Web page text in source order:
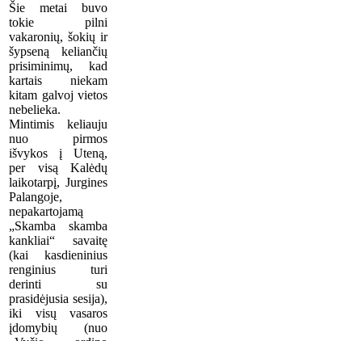
Šie metai buvo
tokie pilni
vakaronių, šokių ir
šypseną keliančių
prisiminimų, kad
kartais niekam
kitam galvoj vietos
nebelieka.
Mintimis keliauju
nuo pirmos
išvykos į Uteną,
per visą Kalėdų
laikotarpį, Jurgines
Palangoje,
nepakartojamą
„Skamba skamba
kankliai“ savaitę
(kai kasdieninius
renginius turi
derinti su
prasidėjusia sesija),
iki visų vasaros
įdomybių (nuo